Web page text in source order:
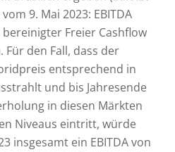
9. Mai 2023: EBITDA
bereinigter Freier Cashflow
Für den Fall, dass der
entsprechend in
und bis Jahresende
in diesen Märkten
Niveaus eintritt, würde
insgesamt ein EBITDA von